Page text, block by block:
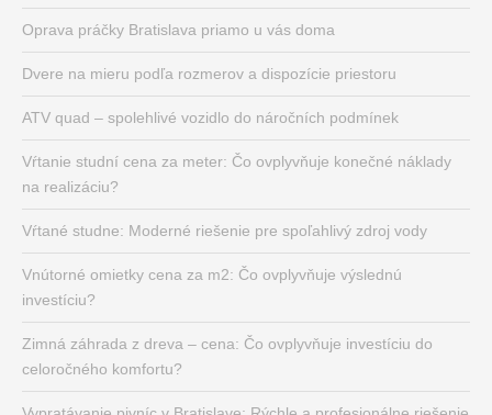
Oprava práčky Bratislava priamo u vás doma
Dvere na mieru podľa rozmerov a dispozície priestoru
ATV quad – spolehlivé vozidlo do náročních podmínek
Vŕtanie studní cena za meter: Čo ovplyvňuje konečné náklady
na realizáciu?
Vŕtané studne: Moderné riešenie pre spoľahlivý zdroj vody
Vnútorné omietky cena za m2: Čo ovplyvňuje výslednú
investíciu?
Zimná záhrada z dreva – cena: Čo ovplyvňuje investíciu do
celoročného komfortu?